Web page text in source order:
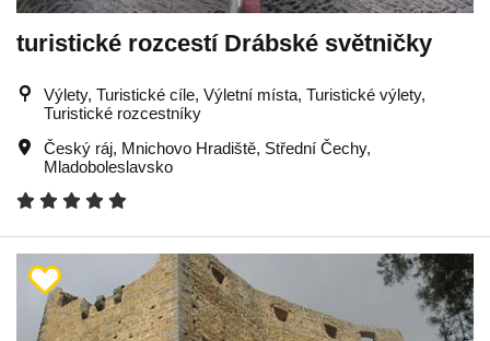
turistické rozcestí Drábské světničky
Výlety, Turistické cíle, Výletní místa, Turistické výlety,
Turistické rozcestníky
Český ráj, Mnichovo Hradiště, Střední Čechy,
Mladoboleslavsko